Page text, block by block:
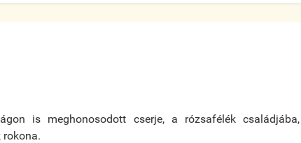
is meghonosodott cserje, a rózsafélék családjába,
rokona.